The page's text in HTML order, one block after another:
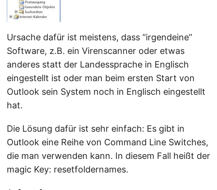
Ursache dafür ist meistens, dass “irgendeine”
Software, z.B. ein Virenscanner oder etwas
anderes statt der Landessprache in Englisch
eingestellt ist oder man beim ersten Start von
Outlook sein System noch in Englisch eingestellt
hat.
Die Lösung dafür ist sehr einfach: Es gibt in
Outlook eine Reihe von Command Line Switches,
die man verwenden kann. In diesem Fall heißt der
magic Key: resetfoldernames.